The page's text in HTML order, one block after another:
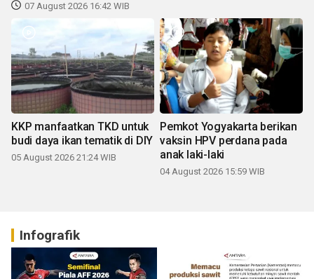
07 August 2026 16:42 WIB
KKP manfaatkan TKD untuk
budi daya ikan tematik di DIY
05 August 2026 21:24 WIB
Pemkot Yogyakarta berikan
vaksin HPV perdana pada
anak laki-laki
04 August 2026 15:59 WIB
Infografik